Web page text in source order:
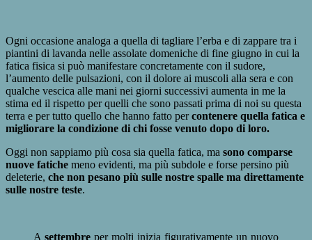
Ogni occasione analoga a quella di tagliare l’erba e di zappare tra i
piantini di lavanda nelle assolate domeniche di fine giugno in cui la
fatica fisica si può manifestare concretamente con il sudore,
l’aumento delle pulsazioni, con il dolore ai muscoli alla sera e con
qualche vescica alle mani nei giorni successivi aumenta in me la
stima ed il rispetto per quelli che sono passati prima di noi su questa
terra e per tutto quello che hanno fatto percontenere quella fatica e
migliorare la condizione di chi fosse venuto dopo di loro.
Oggi non sappiamo più cosa sia quella fatica, ma sono comparse
nuove fatiche meno evidenti, ma più subdole e forse persino più
deleterie, che non pesano più sulle nostre spalle ma direttamente
sulle nostre teste.
A settembre per molti inizia figurativamente un nuovo